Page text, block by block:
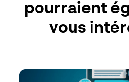
pourraient
vous